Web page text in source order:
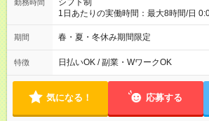
勤務時間
シフト制
1日あたりの実働時間：最大8時間/日
2h～OK ＜シフト例＞ 〇朝帯 5:00-
後帯 14:00-18:00 〇夜帯 18:00-22:00
ます♪
期間 春・夏・冬休み期間限定
特徴 日払いOK / 副業・WワークOK
気になる！ 応募する